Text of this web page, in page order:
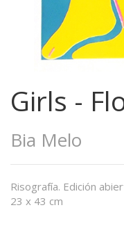
Girls -
Bia Melo
Risografía. Edición
23 x 43 cm